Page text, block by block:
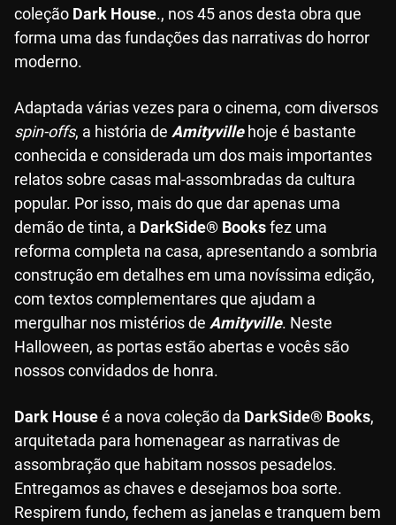
coleção Dark House., nos 45 anos desta obra que
forma uma das fundações das narrativas do horror
moderno.
Adaptada várias vezes para o cinema, com diversos
spin-offs, a história de Amityville hoje é bastante
conhecida e considerada um dos mais importantes
relatos sobre casas mal-assombradas da cultura
popular. Por isso, mais do que dar apenas uma
demão de tinta, a DarkSide® Booksfez uma
reforma completa na casa, apresentando a sombria
construção em detalhes em uma novíssima edição,
com textos complementares que ajudam a
mergulhar nos mistérios de Amityville. Neste
Halloween, as portas estão abertas e vocês são
nossos convidados de honra.
Dark Houseé a nova coleção da DarkSide® Books,
arquitetada para homenagear as narrativas de
assombração que habitam nossos pesadelos.
Entregamos as chaves e desejamos boa sorte.
Respirem fundo, fechem as janelas e tranquem bem